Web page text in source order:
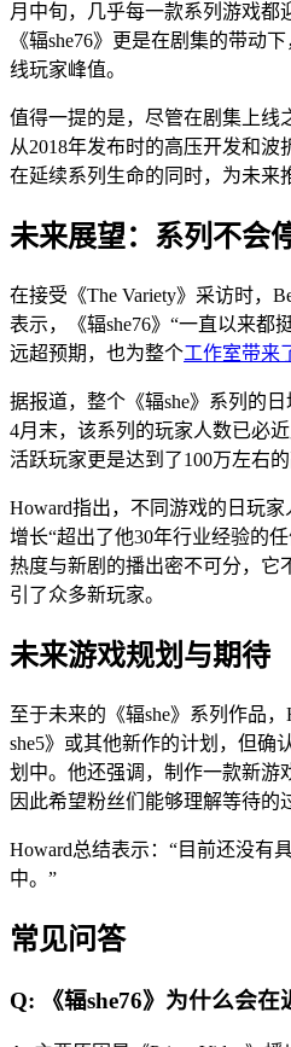
月中旬，几乎每一款系列游戏都
《辐she76》更是在剧集的带动
线玩家峰值。
值得一提的是，尽管在剧集上线
从2018年发布时的高压开发和
在延续系列生命的同时，为未来
未来展望：系列不会
在接受《The Variety》采访时，
表示，《辐she76》“一直以来都
远超预期，也为整个工作室带来
据报道，整个《辐she》系列的日
4月末，该系列的玩家人数已必
活跃玩家更是达到了100万左右的
Howard指出，不同游戏的日玩
增长“超出了他30年行业经验的
热度与新剧的播出密不可分，它
引了众多新玩家。
未来游戏规划与期待
至于未来的《辐she》系列作品
she5》或其他新作的计划，但确
划中。他还强调，制作一款新游
因此希望粉丝们能够理解等待的
Howard总结表示：“目前还没有
中。”
常见问答
Q: 《辐she76》为什么会在